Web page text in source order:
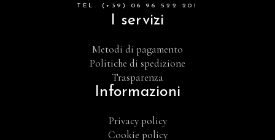
TEL. (+39) 06 96 522 201
I servizi
Metodi di pagamento
Politiche di spedizione
Trasparenza
Informazioni
Privacy policy
Cookie policy